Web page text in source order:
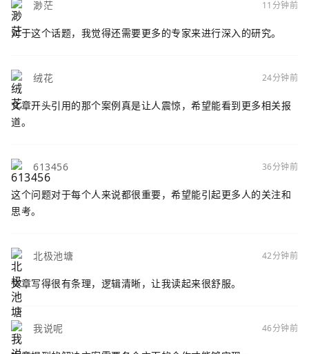
渺茫 11分钟前
对于这个话题，我觉得还需要更多的专家来进行深入的研究。
绒花 24分钟前
文章开头引用的那个案例真是让人震惊，希望能看到更多相关报
道。
613456 36分钟前
这个问题对于每个人来说都很重要，希望能引起更多人的关注和
思考。
北极池塘 42分钟前
文章写得很有条理，逻辑清晰，让我读起来很舒服。
我说呢 46分钟前